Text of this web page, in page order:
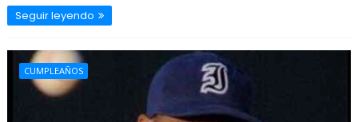
Seguir leyendo
CUMPLEAÑOS